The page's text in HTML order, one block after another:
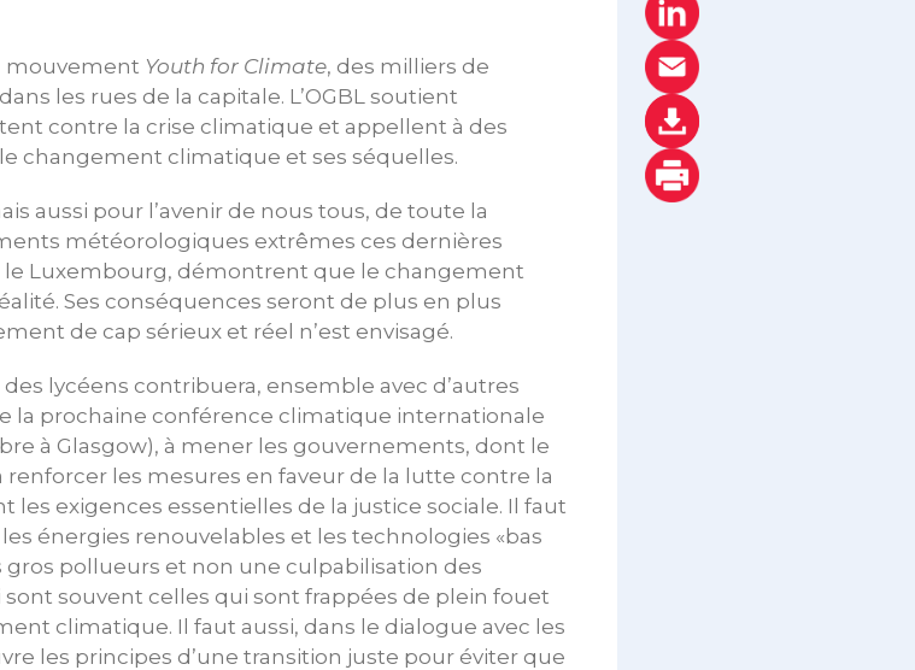
mouvement Youth for Climate, des milliers de
les rues de la capitale. L’OGBL soutient
contre la crise climatique et appellent à des
changement climatique et ses séquelles.
aussi pour l’avenir de nous tous, de toute la
météorologiques extrêmes ces dernières
Luxembourg, démontrent que le changement
Ses conséquences seront de plus en plus
de cap sérieux et réel n’est envisagé.
lycéens contribuera, ensemble avec d’autres
la prochaine conférence climatique internationale
à Glasgow), à mener les gouvernements, dont le
les mesures en faveur de la lutte contre la
exigences essentielles de la justice sociale. Il faut
énergies renouvelables et les technologies «bas
gros pollueurs et non une culpabilisation des
sont souvent celles qui sont frappées de plein fouet
climatique. Il faut aussi, dans le dialogue avec les
les principes d’une transition juste pour éviter que